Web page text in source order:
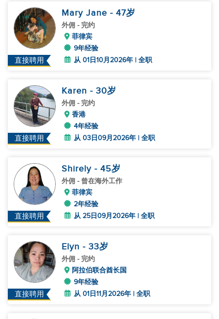
直接聘用
Mary Jane - 47岁
外佣 - 完约
菲律宾
9年经验
从 01日10月2026年 | 全职
直接聘用
Karen - 30岁
外佣 - 完约
香港
4年经验
从 03日09月2026年 | 全职
直接聘用
Shirely - 45岁
外佣 - 曾在海外工作
菲律宾
2年经验
从 25日09月2026年 | 全职
直接聘用
Elyn - 33岁
外佣 - 完约
阿拉伯联合酋长国
9年经验
从 01日11月2026年 | 全职